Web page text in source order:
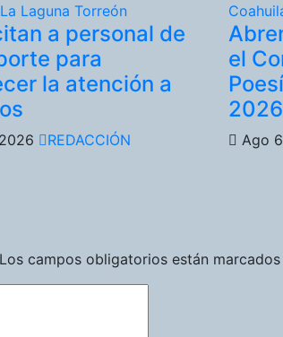
La LagunaTorreón
a personal de
para
la atención a
REDACCIÓN
el
2026
Ago
Los campos obligatorios están